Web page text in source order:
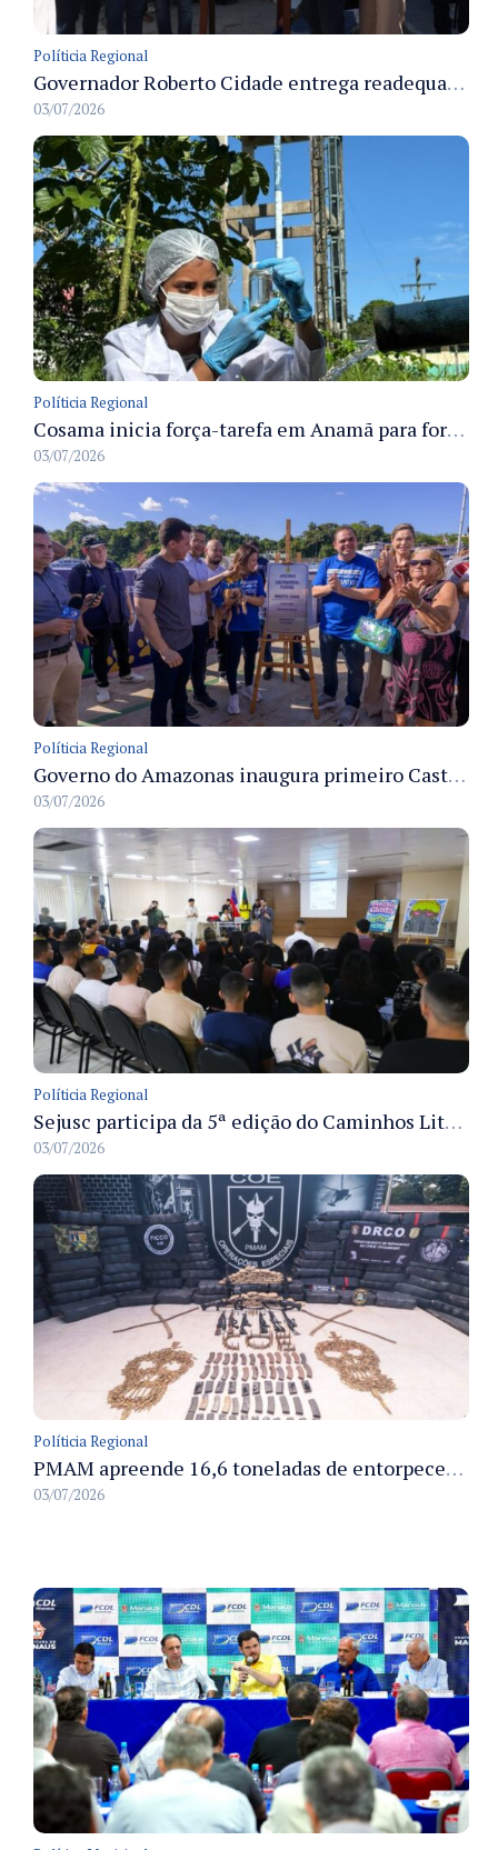
Políticia Regional
Governador Roberto Cidade entrega readequação do ambulatório da FCecon e amplia capacidade de atendimento oncológico em Manaus
03/07/2026
Políticia Regional
Cosama inicia força-tarefa em Anamã para fortalecer abastecimento de água e segurança hídrica da população
03/07/2026
Políticia Regional
Governo do Amazonas inaugura primeiro Castramóvel Fluvial para atendimento veterinário às comunidades ribeirinhas e castração gratuita
03/07/2026
Políticia Regional
Sejusc participa da 5ª edição do Caminhos Literários com foco na cultura hip-hop nas unidades socioeducativas
03/07/2026
Políticia Regional
PMAM apreende 16,6 toneladas de entorpecentes e registra aumento nas prisões em flagrante e nas capturas de foragidos no primeiro semestre de 2026
03/07/2026